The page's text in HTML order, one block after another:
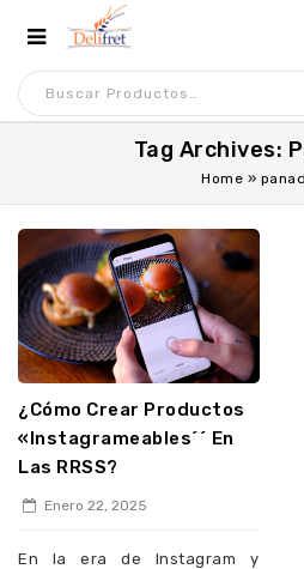
Tag Archives:
Home »
¿Cómo Crear Productos
«Instagrameables´´ En
Las RRSS?
Enero 22, 2025
En la era de Instagram y